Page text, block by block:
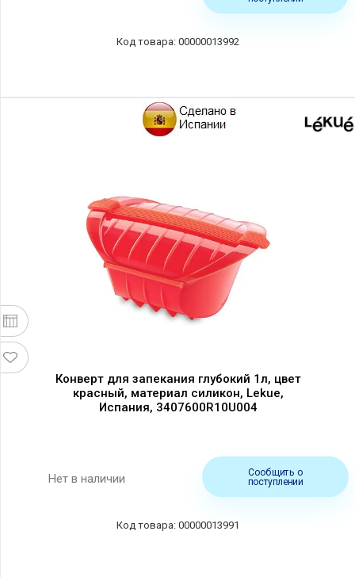
00000013992
Конверт для запекания глубокий 1л, цвет
красный, материал силикон, Lekue,
Испания, 3407600R10U004
Нет в наличии
Сообщить о
поступлении
00000013991